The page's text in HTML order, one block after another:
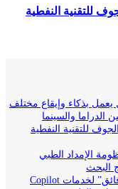
للتقنية النفطية
والسينما
للتقنية النفطية
الإمداد الطبي